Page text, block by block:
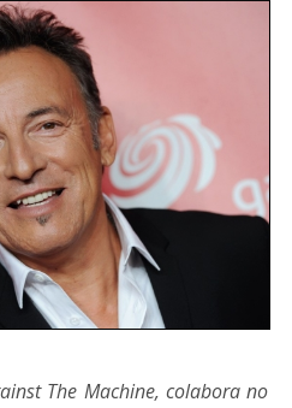
The Machine, colabora no